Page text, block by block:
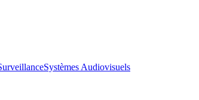
Systèmes Audiovisuels